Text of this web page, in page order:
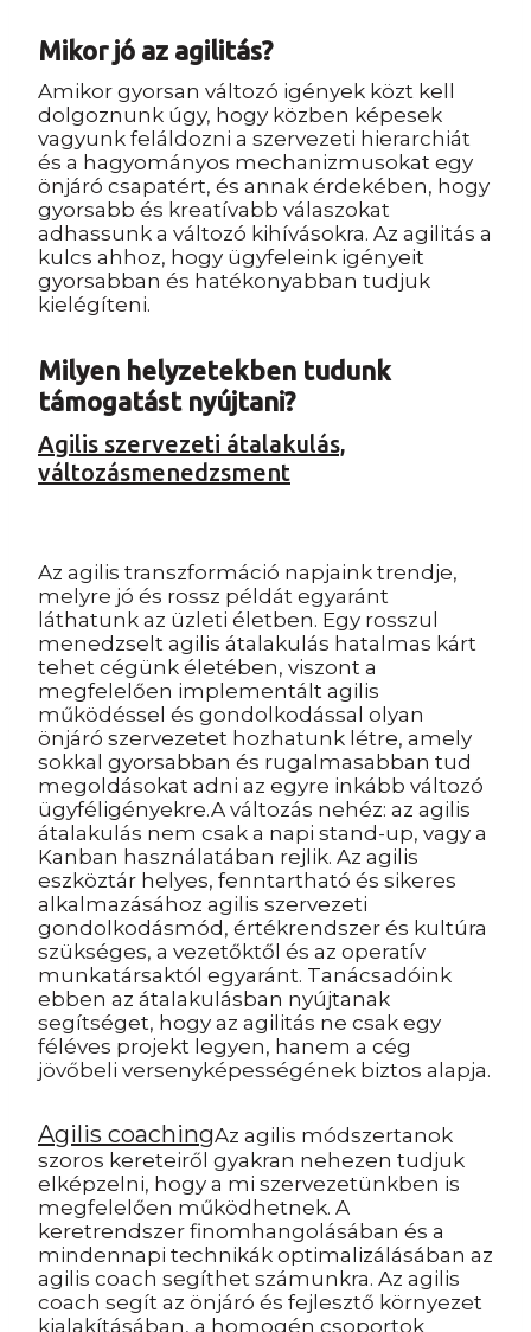
Mikor jó az agilitás?
Amikor gyorsan változó igények közt kell
dolgoznunk úgy, hogy közben képesek
vagyunk feláldozni a szervezeti hierarchiát
és a hagyományos mechanizmusokat egy
önjáró csapatért, és annak érdekében, hogy
gyorsabb és kreatívabb válaszokat
adhassunk a változó kihívásokra. Az agilitás a
kulcs ahhoz, hogy ügyfeleink igényeit
gyorsabban és hatékonyabban tudjuk
kielégíteni.
Milyen helyzetekben tudunk
támogatást nyújtani?
Agilis szervezeti átalakulás,
változásmenedzsment
Az agilis transzformáció napjaink trendje,
melyre jó és rossz példát egyaránt
láthatunk az üzleti életben. Egy rosszul
menedzselt agilis átalakulás hatalmas kárt
tehet cégünk életében, viszont a
megfelelően implementált agilis
működéssel és gondolkodással olyan
önjáró szervezetet hozhatunk létre, amely
sokkal gyorsabban és rugalmasabban tud
megoldásokat adni az egyre inkább változó
ügyféligényekre.A változás nehéz: az agilis
átalakulás nem csak a napi stand-up, vagy a
Kanban használatában rejlik. Az agilis
eszköztár helyes, fenntartható és sikeres
alkalmazásához agilis szervezeti
gondolkodásmód, értékrendszer és kultúra
szükséges, a vezetőktől és az operatív
munkatársaktól egyaránt. Tanácsadóink
ebben az átalakulásban nyújtanak
segítséget, hogy az agilitás ne csak egy
féléves projekt legyen, hanem a cég
jövőbeli versenyképességének biztos alapja.
Agilis coachingAz agilis módszertanok
szoros kereteiről gyakran nehezen tudjuk
elképzelni, hogy a mi szervezetünkben is
megfelelően működhetnek. A
keretrendszer finomhangolásában és a
mindennapi technikák optimalizálásában az
agilis coach segíthet számunkra. Az agilis
coach segít az önjáró és fejlesztő környezet
kialakításában, a homogén csoportok